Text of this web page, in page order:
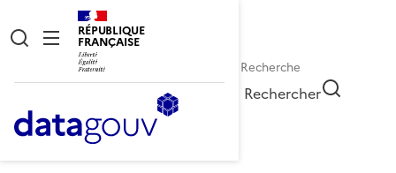
RÉPUBLIQUE
FRANÇAISE
Rechercher